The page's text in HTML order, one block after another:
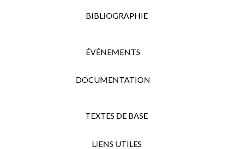
BIBLIOGRAPHIE
ÉVÉNEMENTS
DOCUMENTATION
TEXTES DE BASE
LIENS UTILES